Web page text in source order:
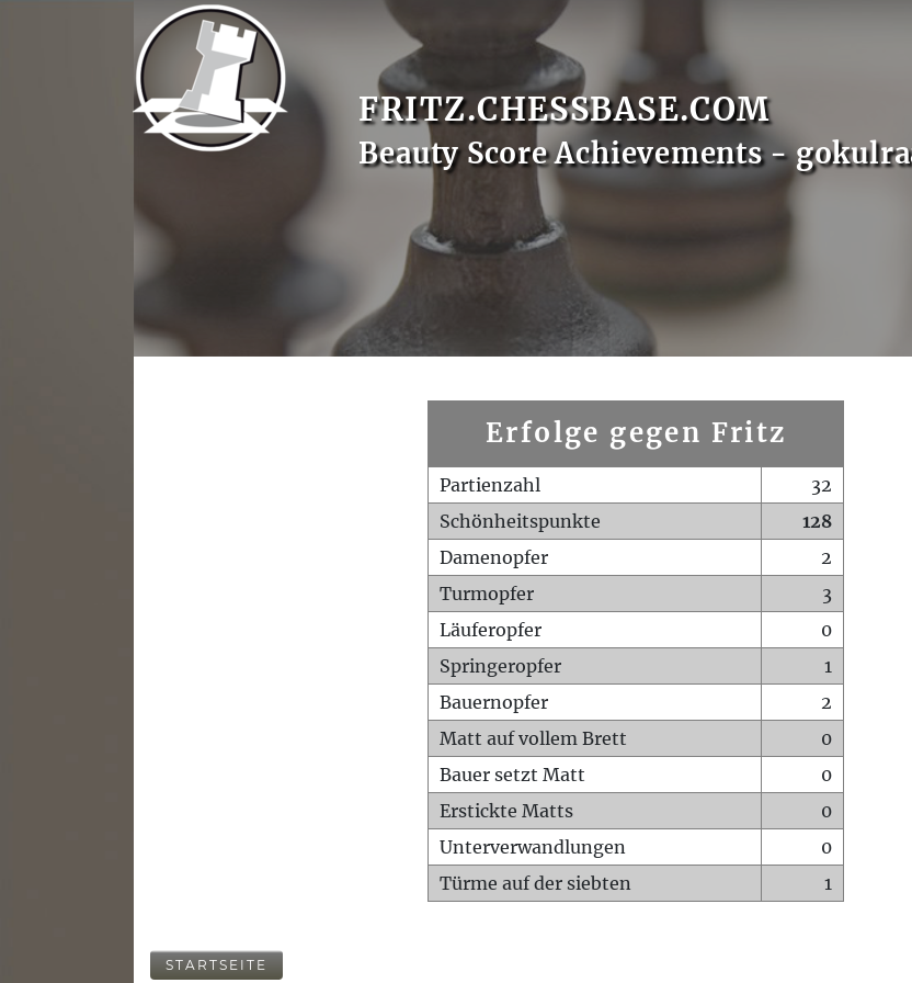
FRITZ.CHESSBASE.COM
Beauty Score Achievements -
Erfolge gegen Fritz
Partienzahl
32
Schönheitspunkte
128
Damenopfer
2
Turmopfer
3
Läuferopfer
0
Springeropfer
1
Bauernopfer
2
Matt auf vollem Brett
0
Bauer setzt Matt
0
Erstickte Matts
0
Unterverwandlungen
0
Türme auf der siebten
1
STARTSEITE